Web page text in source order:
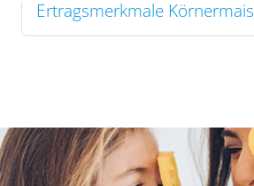
Ertragsmerkmale Körnermais